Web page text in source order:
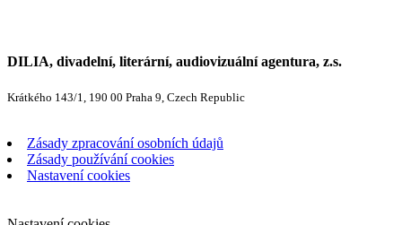
DILIA, divadelní, literární, audiovizuální agentura, z.s.
Krátkého 143/1, 190 00 Praha 9, Czech Republic
Zásady zpracování osobních údajů
Zásady používání cookies
Nastavení cookies